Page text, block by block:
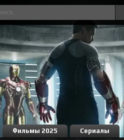
Фильмы 2025 Сериалы